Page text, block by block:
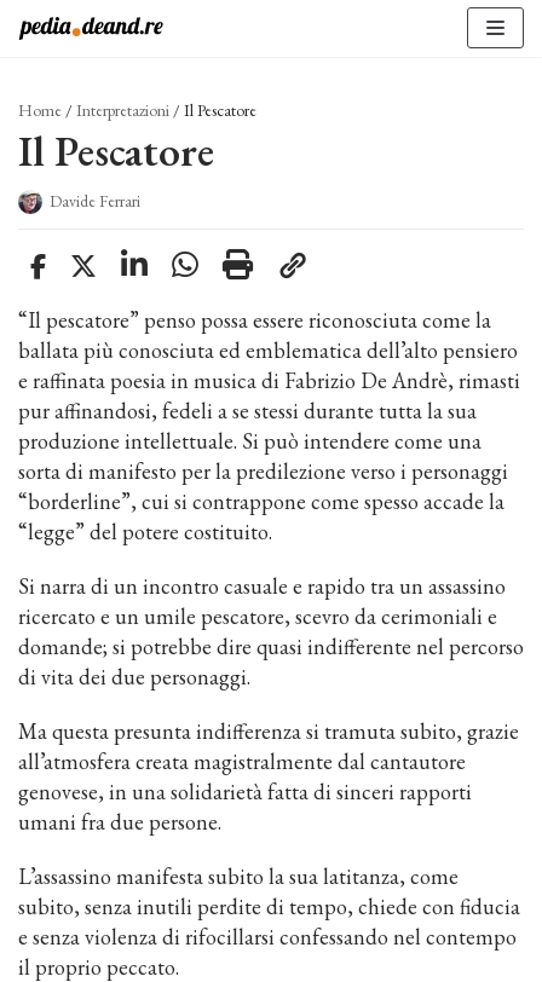
Vai
Home / Interpretazioni / Il Pescatore
Il Pescatore
Davide Ferrari
“Il pescatore” penso possa essere riconosciuta come la
ballata più conosciuta ed emblematica dell’alto pensiero
e raffinata poesia in musica di Fabrizio De Andrè, rimasti
pur affinandosi, fedeli a se stessi durante tutta la sua
produzione intellettuale. Si può intendere come una
sorta di manifesto per la predilezione verso i personaggi
“borderline”, cui si contrappone come spesso accade la
“legge” del potere costituito.
Si narra di un incontro casuale e rapido tra un assassino
ricercato e un umile pescatore, scevro da cerimoniali e
domande; si potrebbe dire quasi indifferente nel percorso
di vita dei due personaggi.
Ma questa presunta indifferenza si tramuta subito, grazie
all’atmosfera creata magistralmente dal cantautore
genovese, in una solidarietà fatta di sinceri rapporti
umani fra due persone.
L’assassino manifesta subito la sua latitanza, come
subito, senza inutili perdite di tempo, chiede con fiducia
e senza violenza di rifocillarsi confessando nel contempo
il proprio peccato.